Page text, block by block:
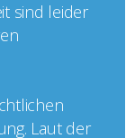
sind leider
Laut der